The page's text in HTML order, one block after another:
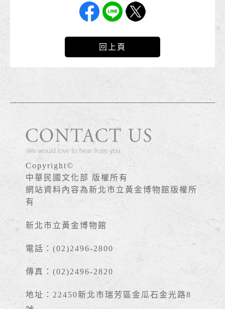
回上頁
Copyright©
中華民國文化部 版權所有
網站資料內容為新北市立黃金博物館版權所
有
新北市立黃金博物館
電話：(02)2496-2800
傳真：(02)2496-2820
地址：22450新北市瑞芳區金瓜石金光路8